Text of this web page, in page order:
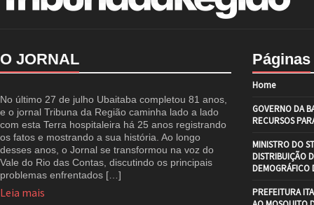
O JORNAL
No último 27 de julho Ubaitaba completou 81 anos,
e o jornal Tribuna da Região caminha lado a lado
com esta Terra hospitaleira há 25 anos registrando
os fatos e mostrando a sua história. Ao longo
desses anos, o Jornal se transformou na voz do
Vale do Rio das Contas, discutindo os principais
problemas enfrentados […]
Leia mais
Páginas
Home
GOVERNO DA
RECURSOS
MINISTRO DO
DISTRIBUIÇÃO
DEMOGRÁFICO
PREFEITURA